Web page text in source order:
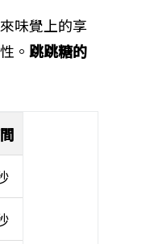
味覺上的享
。 跳跳糖的